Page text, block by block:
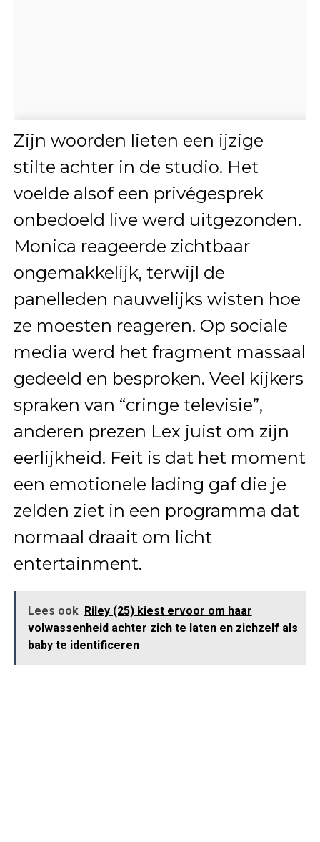
Zijn woorden lieten een ijzige
stilte achter in de studio. Het
voelde alsof een privégesprek
onbedoeld live werd uitgezonden.
Monica reageerde zichtbaar
ongemakkelijk, terwijl de
panelleden nauwelijks wisten hoe
ze moesten reageren. Op sociale
media werd het fragment massaal
gedeeld en besproken. Veel kijkers
spraken van “cringe televisie”,
anderen prezen Lex juist om zijn
eerlijkheid. Feit is dat het moment
een emotionele lading gaf die je
zelden ziet in een programma dat
normaal draait om licht
entertainment.
Lees ook Riley (25) kiest ervoor om haar
volwassenheid achter zich te laten en zichzelf als
baby te identificeren